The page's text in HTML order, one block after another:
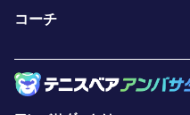
コーチ